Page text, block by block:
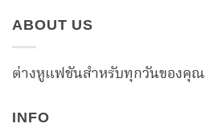
ABOUT US
ต่างหูแฟชันสำหรับทุกวันของคุณ
INFO